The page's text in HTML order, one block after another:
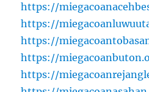
https://
https://
https://
https://
https://